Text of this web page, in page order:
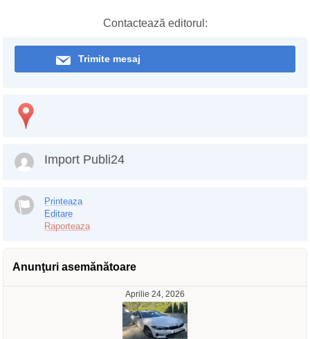
Contactează editorul:
Trimite mesaj
Import Publi24
Printeaza
Editare
Raporteaza
Anunţuri asemănătoare
Aprilie 24, 2026